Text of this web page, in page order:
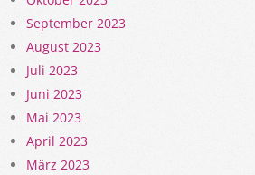
September 2023
August 2023
Juli 2023
Juni 2023
Mai 2023
April 2023
März 2023